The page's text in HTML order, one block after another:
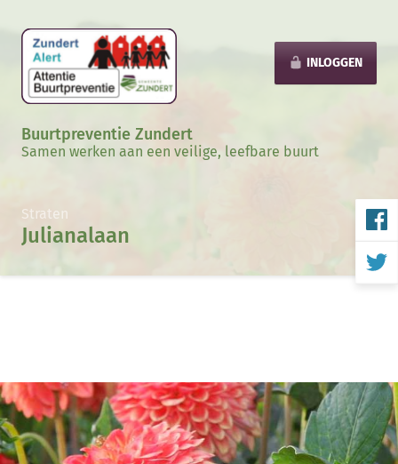
INLOGGEN
Buurtpreventie Zundert
Samen werken aan een veilige, leefbare buurt
Straten
Julianalaan